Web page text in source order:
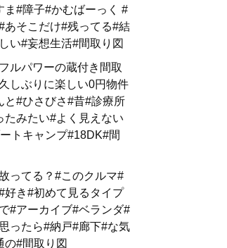
ま#障子#かむばーっく #
あそこだけ#残ってる#結
い#妄想生活#間取り図
ルパワーの蔵付き間取
しぶりに楽しい0円物件
と#ひさびさ#昔#診療所
たみたい#よく見えない
トキャンプ#18DK#間
ってる？#このクルマ#
好き#初めて見るタイプ
#アーカイブ#ベランダ#
ったら#納戸#廊下#な気
の#間取り図